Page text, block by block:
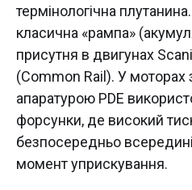
термінологічна
класична «рампа»
присутня в двигунах
(Common Rail). У моторах
апаратурою PDE
форсунки, де високий
безпосередньо
момент уприскування.